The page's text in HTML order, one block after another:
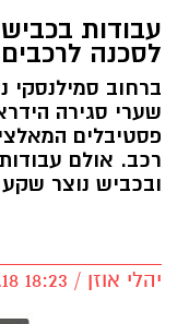
עבודות
לסכנה
ברחוב סמילנסקי
שערי סגירה
פסטיבלים
רכב. אולם
ובכביש נוצר
יהלי אוזן / 18:23 05.12.18